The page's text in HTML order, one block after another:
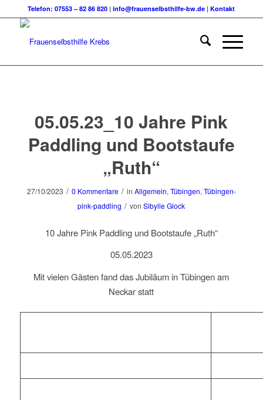
Telefon: 07553 – 82 86 820 |info@frauenselbsthilfe-bw.de |Kontakt
05.05.23_10 Jahre Pink
Paddling und Bootstaufe
„Ruth“
27/10/2023 / 0 Kommentare / in Allgemein, Tübingen, Tübingen-
pink-paddling / vonSibylle Glock
10 Jahre Pink Paddling und Bootstaufe „Ruth“
05.05.2023
Mit vielen Gästen fand das Jubiläum in Tübingen am
Neckar statt